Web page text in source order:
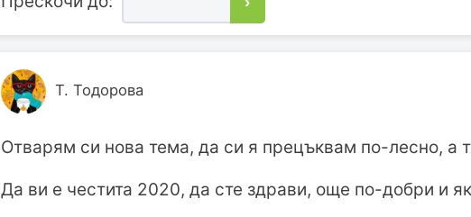
Т. Тодорова
Отварям си нова тема, да си я прецъквам по-лесно, а
Да ви е честита 2020, да сте здрави, още по-добри и